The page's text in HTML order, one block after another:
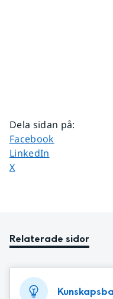
Dela sidan på:
Dela sidan på
Facebook
Dela sidan på
LinkedIn
Dela sidan på
X
Relaterade sidor